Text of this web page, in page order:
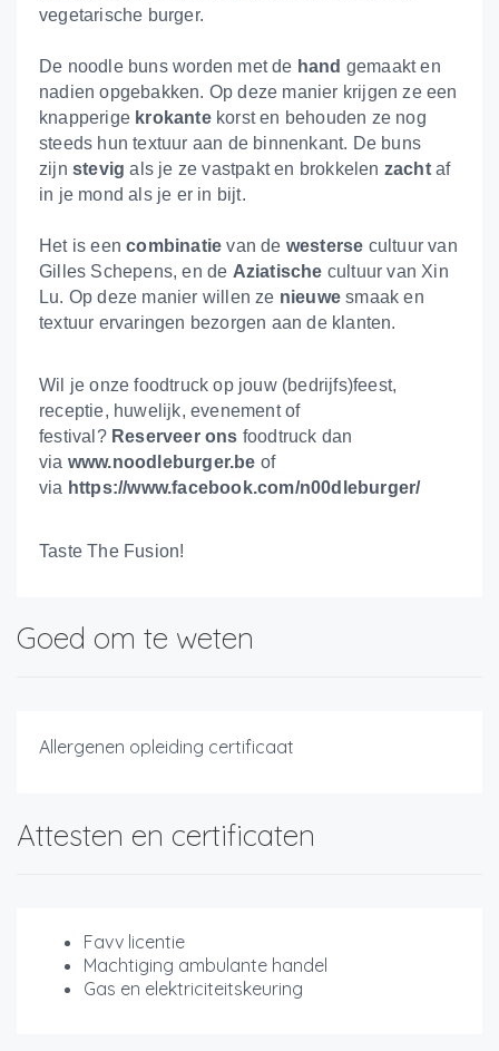
vegetarische burger.
De noodle buns worden met de hand gemaakt en
nadien opgebakken. Op deze manier krijgen ze een
knapperige krokantekorst en behouden ze nog
steeds hun textuur aan de binnenkant. De buns
zijn stevig als je ze vastpakt en brokkelen zachtaf
in je mond als je er in bijt.
Het is een combinatie van de westerse cultuur van
Gilles Schepens, en de Aziatische cultuur van Xin
Lu. Op deze manier willen ze nieuwe smaak en
textuur ervaringen bezorgen aan de klanten.
Wil je onze foodtruck op jouw (bedrijfs)feest,
receptie, huwelijk, evenement of
festival? Reserveer ons foodtruck dan
via www.noodleburger.be of
via https://www.facebook.com/n00dleburger/
Taste The Fusion!
Goed om te weten
Allergenen opleiding certificaat
Attesten en certificaten
Favv licentie
Machtiging ambulante handel
Gas en elektriciteitskeuring